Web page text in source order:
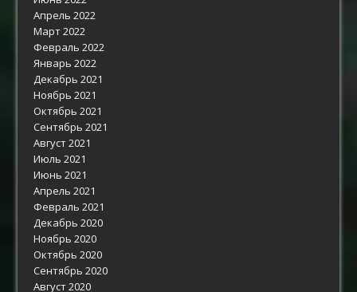
Апрель 2022
Март 2022
Февраль 2022
Январь 2022
Декабрь 2021
Ноябрь 2021
Октябрь 2021
Сентябрь 2021
Август 2021
Июль 2021
Июнь 2021
Апрель 2021
Февраль 2021
Декабрь 2020
Ноябрь 2020
Октябрь 2020
Сентябрь 2020
Август 2020